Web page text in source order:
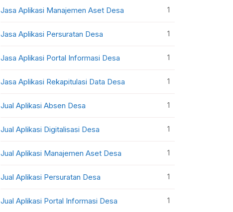
Jasa Aplikasi Manajemen Aset Desa 1
Jasa Aplikasi Persuratan Desa 1
Jasa Aplikasi Portal Informasi Desa 1
Jasa Aplikasi Rekapitulasi Data Desa 1
Jual Aplikasi Absen Desa 1
Jual Aplikasi Digitalisasi Desa 1
Jual Aplikasi Manajemen Aset Desa 1
Jual Aplikasi Persuratan Desa 1
Jual Aplikasi Portal Informasi Desa 1